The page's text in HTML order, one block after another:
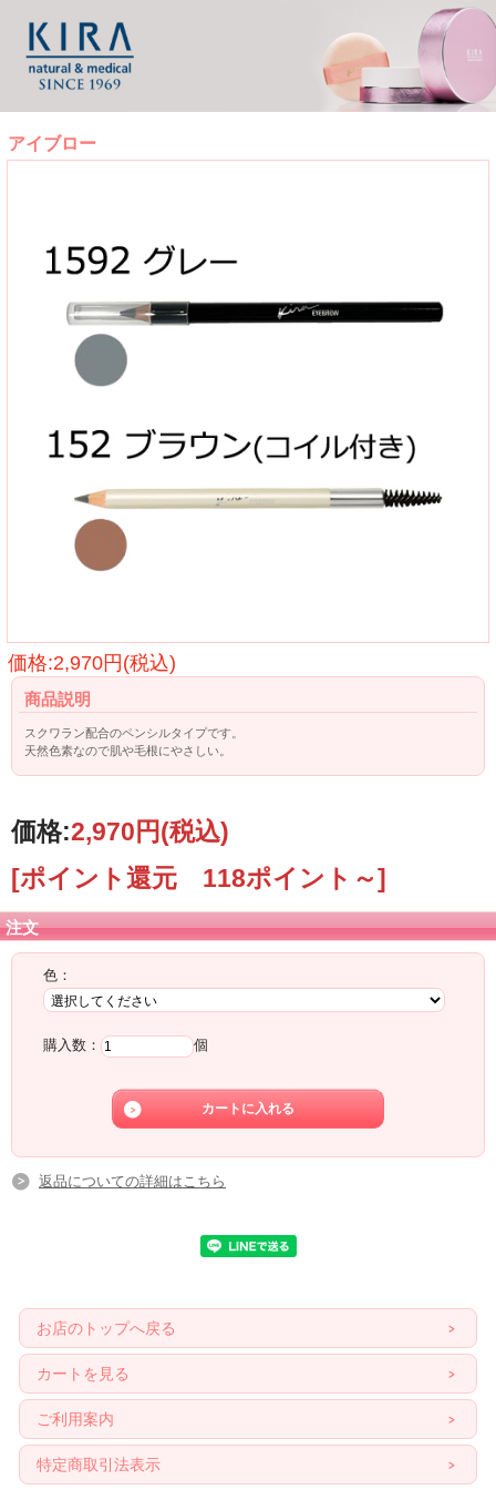
アイブロー
価格:2,970円(税込)
商品説明
スクワラン配合のペンシルタイプです。
天然色素なので肌や毛根にやさしい。
価格:2,970円(税込)
[ポイント還元 118ポイント～]
注文
色：
購入数： 個
返品についての詳細はこちら
お店のトップへ戻る
カートを見る
ご利用案内
特定商取引法表示